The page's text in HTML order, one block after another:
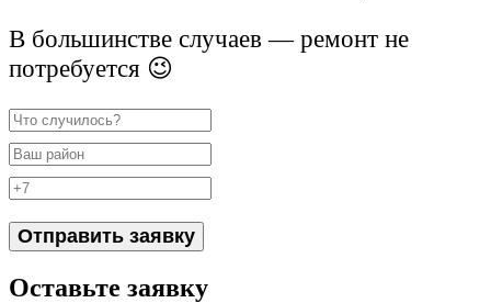
В большинстве случаев — ремонт не
потребуется 😉
Отправить заявку
Оставьте заявку